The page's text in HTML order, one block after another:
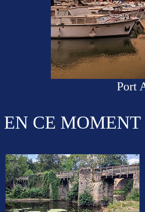
Port
EN CE MOMENT